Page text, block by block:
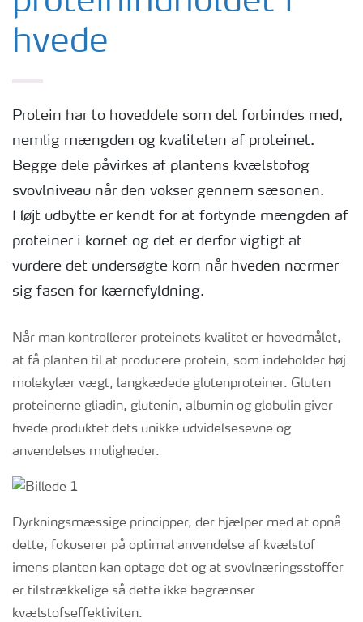
hvede
Protein har to hoveddele som det forbindes med,
nemlig mængden og kvaliteten af proteinet.
Begge dele påvirkes af plantens kvælstofog
svovlniveau når den vokser gennem sæsonen.
Højt udbytte er kendt for at fortynde mængden af
proteiner i kornet og det er derfor vigtigt at
vurdere det undersøgte korn når hveden nærmer
sig fasen for kærnefyldning.
Når man kontrollerer proteinets kvalitet er hovedmålet,
at få planten til at producere protein, som indeholder høj
molekylær vægt, langkædede glutenproteiner. Gluten
proteinerne gliadin, glutenin, albumin og globulin giver
hvede produktet dets unikke udvidelsesevne og
anvendelses muligheder.
Dyrkningsmæssige principper, der hjælper med at opnå
dette, fokuserer på optimal anvendelse af kvælstof
imens planten kan optage det og at svovlnæringsstoffer
er tilstrækkelige så dette ikke begrænser
kvælstofseffektiviten.